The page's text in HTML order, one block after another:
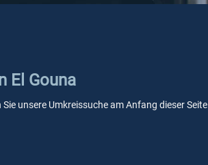
El Gouna
unsere Umkreissuche am Anfang dieser Seite